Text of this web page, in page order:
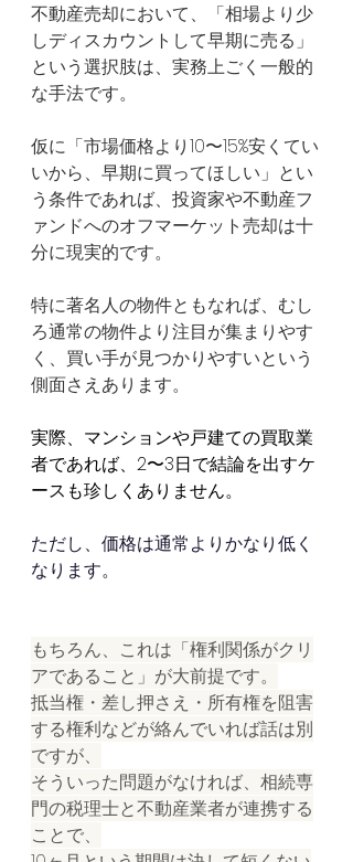
不動産売却において、「相場より少
しディスカウントして早期に売る」
という選択肢は、実務上ごく一般的
な手法です。
仮に「市場価格より10〜15%安くてい
いから、早期に買ってほしい」とい
う条件であれば、投資家や不動産フ
ァンドへのオフマーケット売却は十
分に現実的です。
特に著名人の物件ともなれば、むし
ろ通常の物件より注目が集まりやす
く、買い手が見つかりやすいという
側面さえあります。
実際、マンションや戸建ての買取業
者であれば、2〜3日で結論を出すケ
ースも珍しくありません。
ただし、価格は通常よりかなり低く
なります。
もちろん、これは「権利関係がクリ
アであること」が大前提です。
抵当権・差し押さえ・所有権を阻害
する権利などが絡んでいれば話は別
ですが、
そういった問題がなければ、相続専
門の税理士と不動産業者が連携する
ことで、